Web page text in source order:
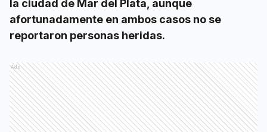
la ciudad de Mar del Plata, aunque
afortunadamente en ambos casos no se
reportaron personas heridas.
Ads